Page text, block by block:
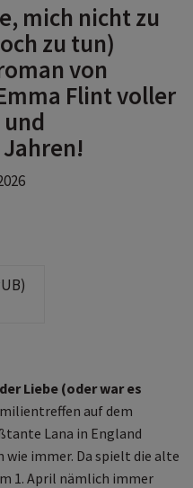
mich nicht zu
zu tun)
von
Flint voller
Liebe (oder war es
auf dem
Lana in England
immer. Da spielt die alte
1. April nämlich immer